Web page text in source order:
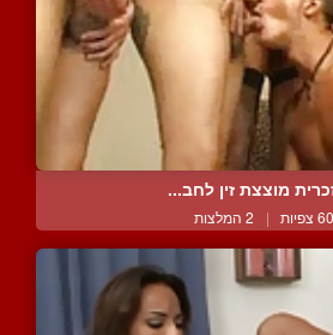
מוצצת זין לחב...
| 2 המלצות